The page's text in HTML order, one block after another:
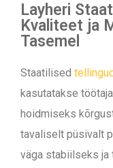
Layheri
Kvaliteet ja
Tasemel
Staatilised tellingud
kasutatakse
hoidmiseks
tavaliselt püsivalt
väga stabiilseks ja